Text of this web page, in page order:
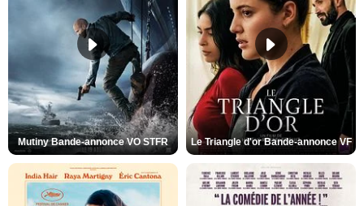
Mutiny Bande-annonce VO STFR Le Triangle d'or Bande-annonce VF